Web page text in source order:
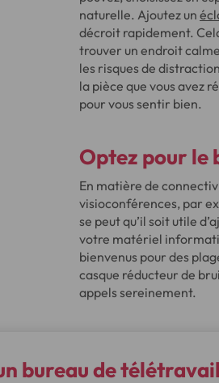
naturelle. Ajoutez un
décroit rapidement.
trouver un endroit
les risques de
la pièce que vous avez
pour vous sentir bien.
Optez pour le
En matière de
visioconférences, par
se peut qu’il soit utile
votre matériel
bienvenus pour des
casque réducteur de
appels sereinement.
bureau de